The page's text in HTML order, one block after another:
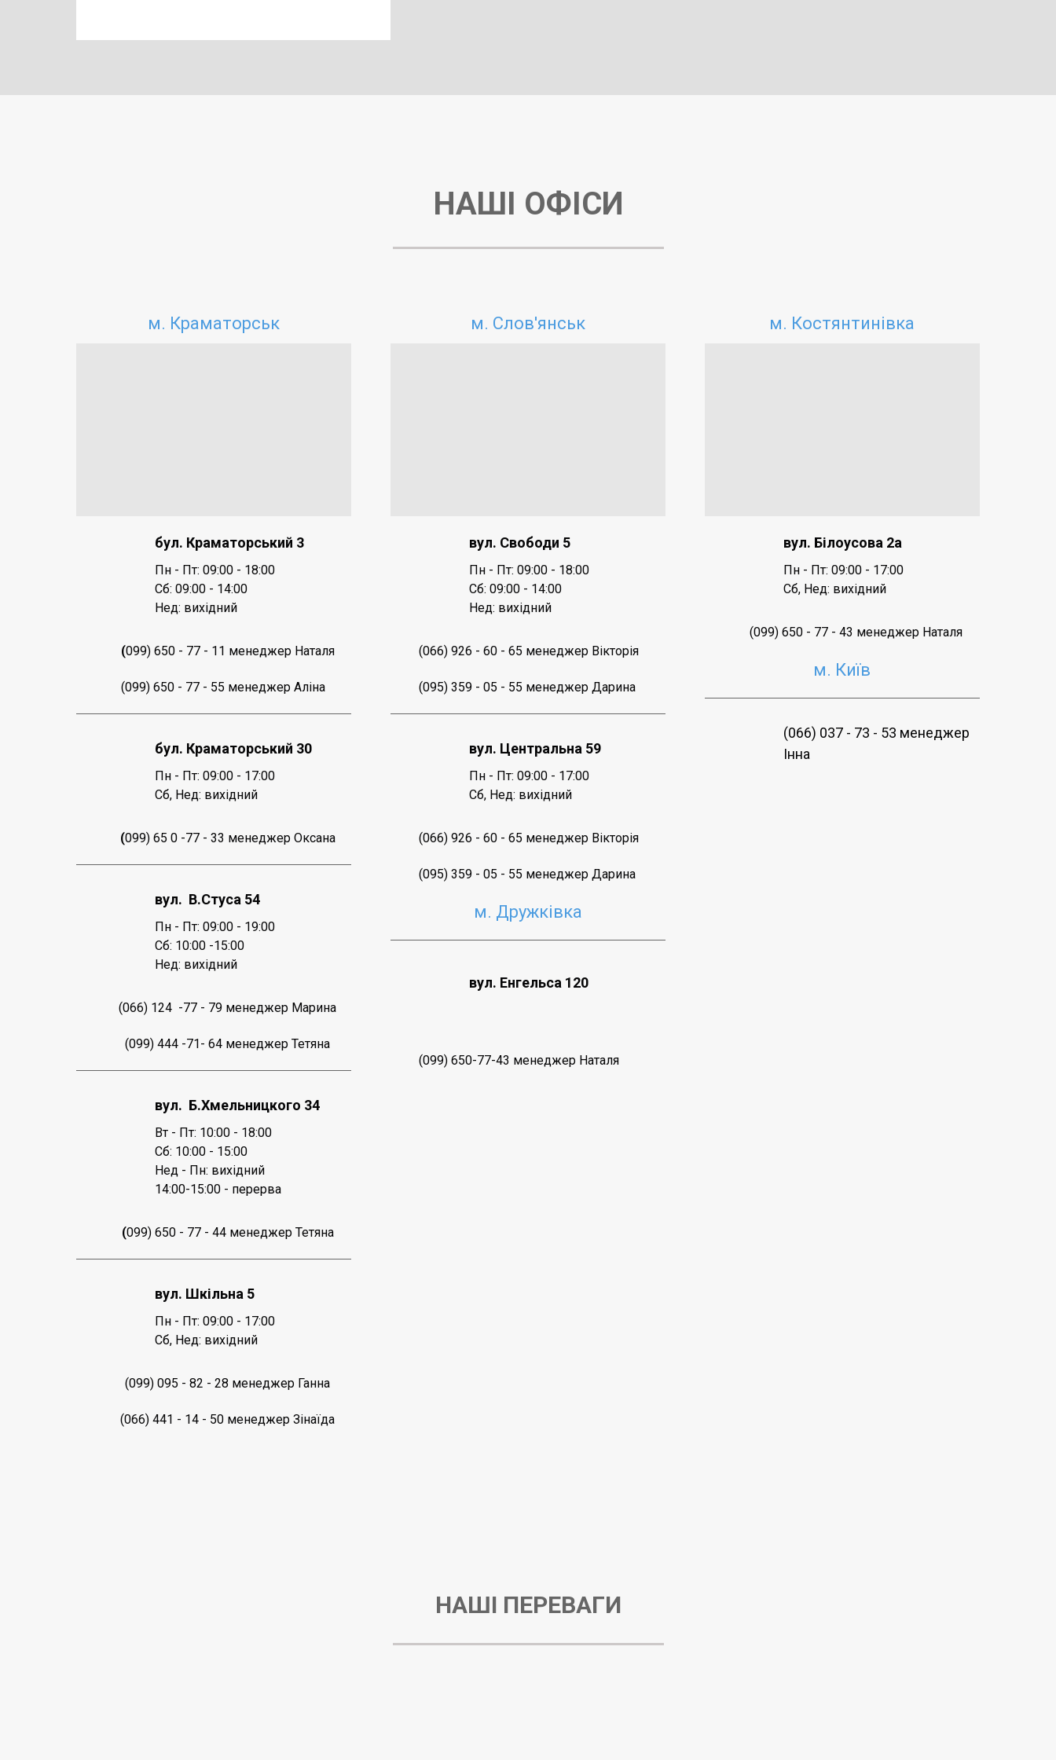
НАШІ ОФІСИ
м. Краматорськ
бул. Краматорський 3
Пн - Пт: 09:00 - 18:00
Сб: 09:00 - 14:00
Нед: вихідний
(099) 650 - 77 - 11 менеджер Наталя
(099) 650 - 77 - 55 менеджер Аліна
бул. Краматорський 30
Пн - Пт: 09:00 - 17:00
Сб, Нед: вихідний
(099) 65 0 -77 - 33 менеджер Оксана
вул. В.Стуса 54
Пн - Пт: 09:00 - 19:00
Сб: 10:00 -15:00
Нед: вихідний
(066) 124 -77 - 79 менеджер Марина
(099) 444 -71- 64 менеджер Тетяна
вул. Б.Хмельницкого 34
Вт - Пт: 10:00 - 18:00
Сб: 10:00 - 15:00
Нед - Пн: вихідний
14:00-15:00 - перерва
(099) 650 - 77 - 44 менеджер Тетяна
вул. Шкільна 5
Пн - Пт: 09:00 - 17:00
Сб, Нед: вихідний
(099) 095 - 82 - 28 менеджер Ганна
(066) 441 - 14 - 50 менеджер Зінаїда
м. Слов'янськ
вул. Свободи 5
Пн - Пт: 09:00 - 18:00
Сб: 09:00 - 14:00
Нед: вихідний
(066) 926 - 60 - 65 менеджер Вікторія
(095) 359 - 05 - 55 менеджер Дарина
вул. Центральна 59
Пн - Пт: 09:00 - 17:00
Сб, Нед: вихідний
(066) 926 - 60 - 65 менеджер Вікторія
(095) 359 - 05 - 55 менеджер Дарина
м. Дружківка
вул. Енгельса 120
(099) 650-77-43 менеджер Наталя
м. Костянтинівка
вул. Білоусова 2а
Пн - Пт: 09:00 - 17:00
Сб, Нед: вихідний
(099) 650 - 77 - 43 менеджер Наталя
м. Київ
(066) 037 - 73 - 53 менеджер
Інна
НАШІ ПЕРЕВАГИ